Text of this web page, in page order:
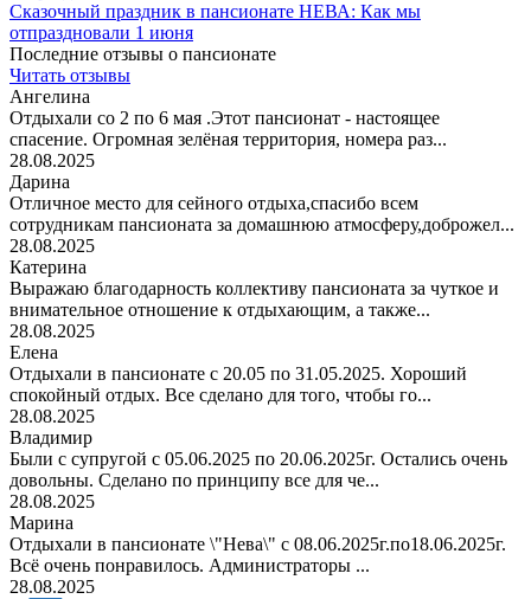
Сказочный праздник в пансионате НЕВА: Как мы
отпраздновали 1 июня
Последние отзывы о пансионате
Читать отзывы
Ангелина
Отдыхали со 2 по 6 мая .Этот пансионат - настоящее
спасение. Огромная зелёная территория, номера раз...
28.08.2025
Дарина
Отличное место для сейного отдыха,спасибо всем
сотрудникам пансионата за домашнюю атмосферу,доброжел...
28.08.2025
Катерина
Выражаю благодарность коллективу пансионата за чуткое и
внимательное отношение к отдыхающим, а также...
28.08.2025
Елена
Отдыхали в пансионате с 20.05 по 31.05.2025. Хороший
спокойный отдых. Все сделано для того, чтобы го...
28.08.2025
Владимир
Были с супругой с 05.06.2025 по 20.06.2025г. Остались очень
довольны. Сделано по принципу все для че...
28.08.2025
Марина
Отдыхали в пансионате \"Нева\" с 08.06.2025г.по18.06.2025г.
Всё очень понравилось. Администраторы ...
28.08.2025